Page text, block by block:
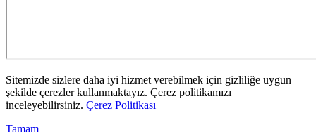
Sitemizde sizlere daha iyi hizmet verebilmek için gizliliğe uygun
şekilde çerezler kullanmaktayız. Çerez politikamızı
inceleyebilirsiniz. Çerez Politikası
Tamam